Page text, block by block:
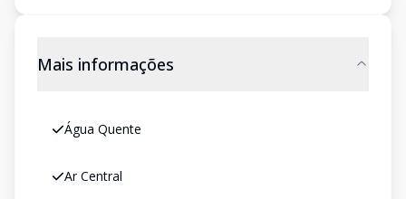
Mais informações
Água Quente
Ar Central